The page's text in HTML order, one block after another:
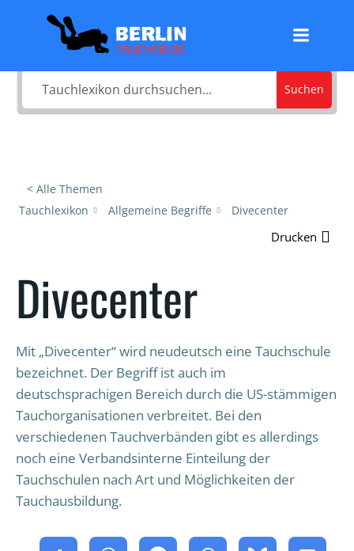
Inhalt
springen
Was sucht du?
Suchen
< Alle Themen
Tauchlexikon
Allgemeine Begriffe Divecenter
Drucken
Divecenter
Mit „Divecenter“ wird neudeutsch eine Tauchschule
bezeichnet. Der Begriff ist auch im
deutschsprachigen Bereich durch die US-stämmigen
Tauchorganisationen verbreitet. Bei den
verschiedenen Tauchverbänden gibt es allerdings
noch eine Verbandsinterne Einteilung der
Tauchschulen nach Art und Möglichkeiten der
Tauchausbildung.